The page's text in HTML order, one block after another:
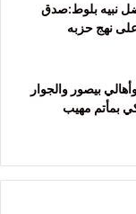
نبيه بلوط:صدق
على نهج حزبه
بيصور والجوار
بمأتم مهيب